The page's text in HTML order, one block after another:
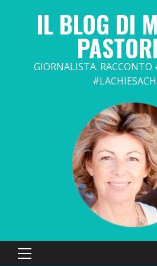
IL BLOG DI
GIORNALISTA. RACCONTO
Primary